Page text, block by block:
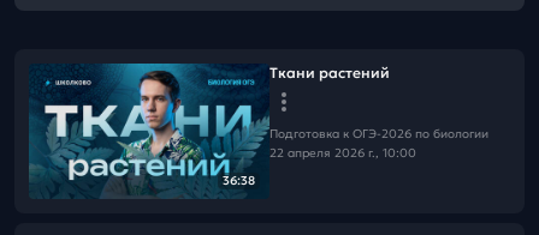
36:38
Ткани растений
Подготовка к ОГЭ-2026 по биологии
22 апреля 2026 г., 10:00